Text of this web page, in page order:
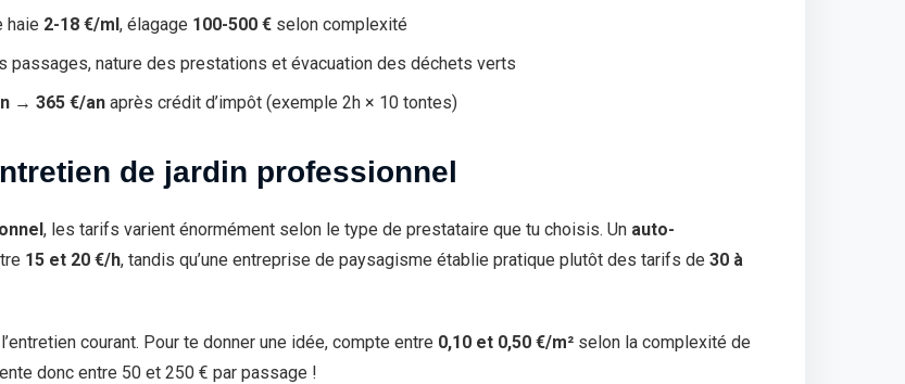
haie 2-18 €/ml, élagage 100-500 € selon complexité
passages, nature des prestations et évacuation des déchets verts
→ 365 €/an après crédit d’impôt (exemple 2h × 10 tontes)
de jardin professionnel
, les tarifs varient énormément selon le type de prestataire que tu choisis. Un auto-
15 et 20 €/h, tandis qu’une entreprise de paysagisme établie pratique plutôt des tarifs de 30 à
courant. Pour te donner une idée, compte entre 0,10 et 0,50 €/m² selon la complexité de
donc entre 50 et 250 € par passage !